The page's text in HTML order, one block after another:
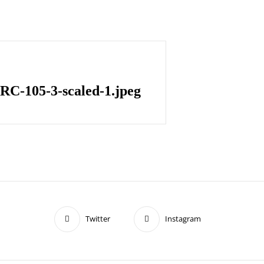
105-3-scaled-1.jpeg
Twitter Instagram